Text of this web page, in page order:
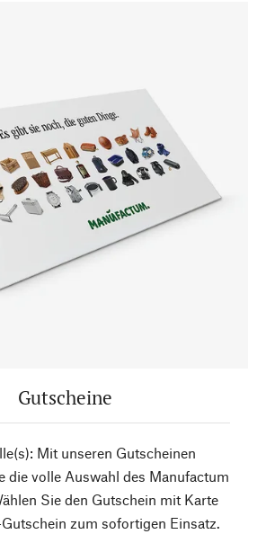
Gutscheine
Mit unseren Gutscheinen
die volle Auswahl des Manufactum
Sie den Gutschein mit Karte
zum sofortigen Einsatz.